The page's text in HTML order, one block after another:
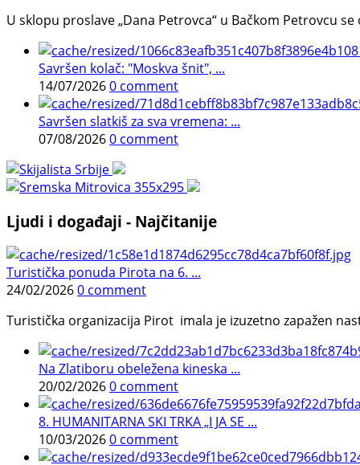
U sklopu proslave „Dana Petrovca“ u Bačkom Petrovcu
Savršen kolač: "Moskva šnit", ...
14/07/20260 comment
Savršen slatkiš za sva vremena: ...
07/08/20260 comment
Ljudi i događaji - Najčitanije
Turistička ponuda Pirota na 6. ...
24/02/20260 comment
Turistička organizacija Pirot imala je izuzetno zapažen
Na Zlatiboru obeležena kineska ...
20/02/20260 comment
8. HUMANITARNA SKI TRKA „I JA SE ...
10/03/20260 comment